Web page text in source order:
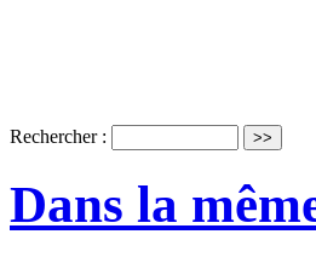
Rechercher :
Dans la